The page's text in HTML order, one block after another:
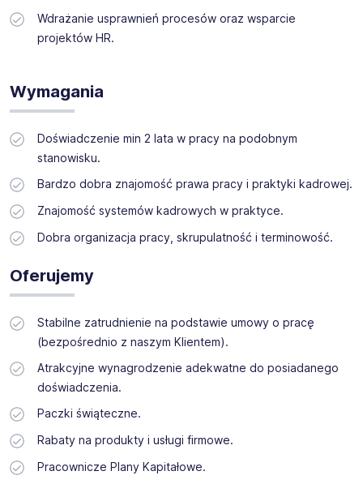
Wdrażanie usprawnień procesów oraz wsparcie
projektów HR.
Wymagania
Doświadczenie min 2 lata w pracy na podobnym
stanowisku.
Bardzo dobra znajomość prawa pracy i praktyki kadrowej.
Znajomość systemów kadrowych w praktyce.
Dobra organizacja pracy, skrupulatność i terminowość.
Oferujemy
Stabilne zatrudnienie na podstawie umowy o pracę
(bezpośrednio z naszym Klientem).
Atrakcyjne wynagrodzenie adekwatne do posiadanego
doświadczenia.
Paczki świąteczne.
Rabaty na produkty i usługi firmowe.
Pracownicze Plany Kapitałowe.